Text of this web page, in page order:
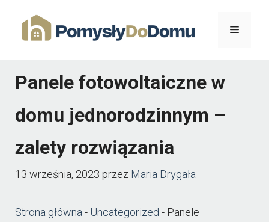
Menu
Panele fotowoltaiczne w
domu jednorodzinnym –
zalety rozwiązania
13 września, 2023 przez Maria Drygała
Strona główna - Uncategorized - Panele